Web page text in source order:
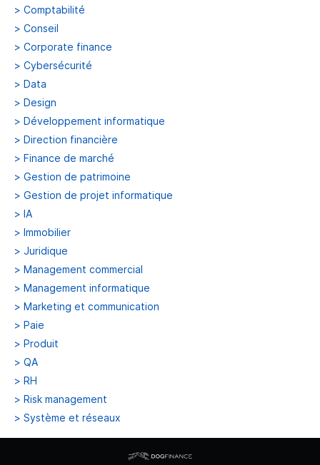
> Comptabilité
> Conseil
> Corporate finance
> Cybersécurité
> Data
> Design
> Développement informatique
> Direction financière
> Finance de marché
> Gestion de patrimoine
> Gestion de projet informatique
> IA
> Immobilier
> Juridique
> Management commercial
> Management informatique
> Marketing et communication
> Paie
> Produit
> QA
> RH
> Risk management
> Système et réseaux